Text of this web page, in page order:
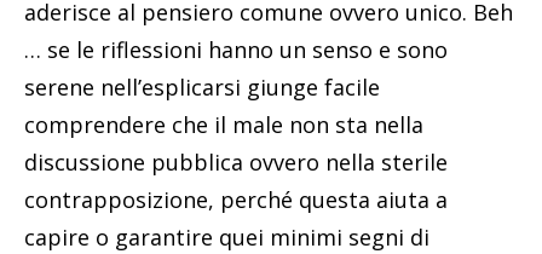
aderisce al pensiero comune ovvero unico. Beh
… se le riflessioni hanno un senso e sono
serene nell’esplicarsi giunge facile
comprendere che il male non sta nella
discussione pubblica ovvero nella sterile
contrapposizione, perché questa aiuta a
capire o garantire quei minimi segni di